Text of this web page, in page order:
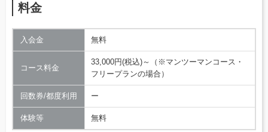
料金
入会金 無料
コース料金
33,000円(税込)～（※マンツーマンコース・
フリープランの場合）
回数券/都度利用 ー
体験等 無料